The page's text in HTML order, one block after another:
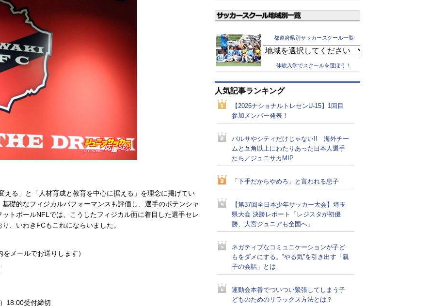
える」と「人材育成と教育を中心に据える」を理念に掲げてい
礎的なフィジカルパフォーマンスも評価し、選手のポテンシャ
トボールNFLでは、こうしたフィジカル面に着目した選手セレ
、いわきFCもこれにならいました。
メールでお送りします）
18:00受付締切
都道府県別サッカースクール一覧
体験入学でスクールを選ぼう！
人気記事ランキング
【2026ナショナルトレセンU-15】1回目
参加メンバー発表！
バルサやシティだけじゃない!! 海外チー
ムと互角以上にわたりあった日本人選手
たち／ジュニサカMIP
「下手だからやめろ」と言われる息子
【第37回全日本少年サッカー大会】埼玉
県大会 決勝レポート「レジスタが初優
勝、大宮ジュニアも全国へ」
ネガティブなコミュニケーションが子ど
もをダメにする。”やる気”を引き出す「親
子の会話」とは
運動会本番でついつい緊張してしまう子
どものためのリラックス方法とは？